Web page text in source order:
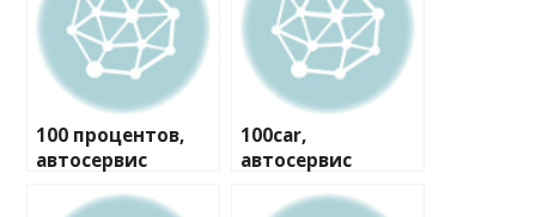
100 процентов,
автосервис
100car,
автосервис